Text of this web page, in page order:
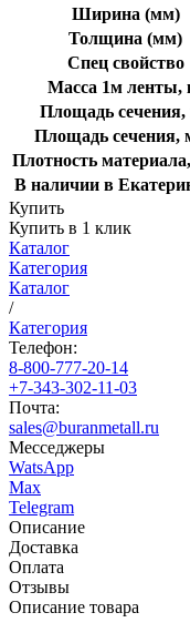
Ширина (мм)
Толщина (мм)
Спец свойство
Масса 1м ленты,
Площадь сечения,
Площадь сечения,
Плотность
В наличии в
Купить
Купить в 1 клик
Каталог
Категория
Каталог
/
Категория
Телефон:
8-800-777-20-14
+7-343-302-11-03
Почта:
sales@buranmetall.ru
Месседжеры
WatsApp
Max
Telegram
Описание
Доставка
Оплата
Отзывы
Описание товара